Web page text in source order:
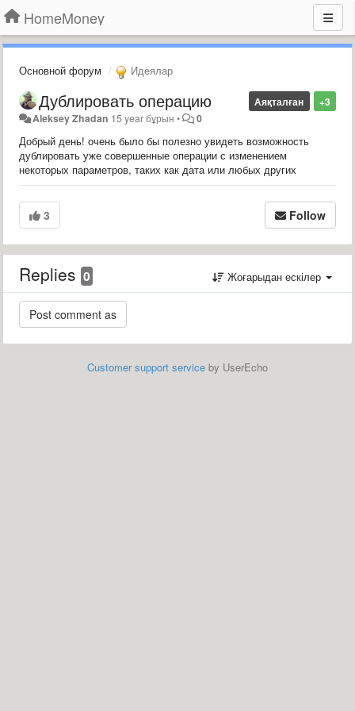
HomeMoney
Основной форум Идеялар
+3
Аяқталған
Дублировать операцию
Aleksey Zhadan 15 year бұрын • 0
Добрый день! очень было бы полезно увидеть возможность
дублировать уже совершенные операции с изменением
некоторых параметров, таких как дата или любых других
3 Follow
Replies 0 Жоғарыдан ескілер
Customer support service by UserEcho